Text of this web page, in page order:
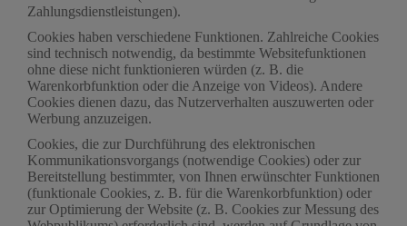
Zahlungsdienstleistungen).
Cookies haben verschiedene Funktionen. Zahlreiche Cookies
sind technisch notwendig, da bestimmte Websitefunktionen
ohne diese nicht funktionieren würden (z. B. die
Warenkorbfunktion oder die Anzeige von Videos). Andere
Cookies dienen dazu, das Nutzerverhalten auszuwerten oder
Werbung anzuzeigen.
Cookies, die zur Durchführung des elektronischen
Kommunikationsvorgangs (notwendige Cookies) oder zur
Bereitstellung bestimmter, von Ihnen erwünschter Funktionen
(funktionale Cookies, z. B. für die Warenkorbfunktion) oder
zur Optimierung der Website (z. B. Cookies zur Messung des